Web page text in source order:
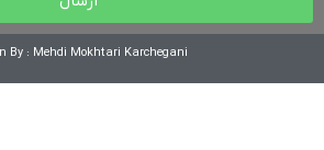
Design By : Mehdi Mokhtari Karchegani